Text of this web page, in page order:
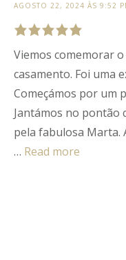
AGOSTO 22, 2024 ÀS 9:52
Rated 5out
of5.
Viemos comemorar
casamento. Foi uma
Começámos por um
Jantámos no pontão
pela fabulosa Marta.
… Read more